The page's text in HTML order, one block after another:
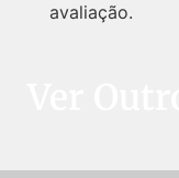
avaliação.